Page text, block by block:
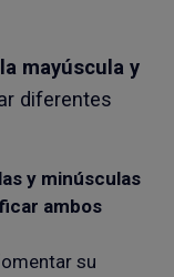
mayúscula y
diferentes
y minúsculas
ambos
su